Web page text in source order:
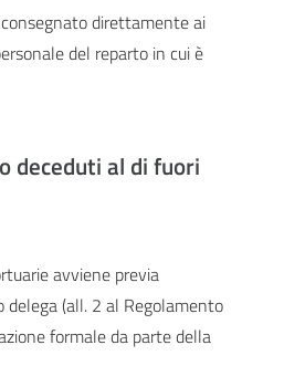
direttamente ai
del reparto in cui è
deceduti al di fuori
avviene previa
delega (all. 2 al Regolamento
formale da parte della